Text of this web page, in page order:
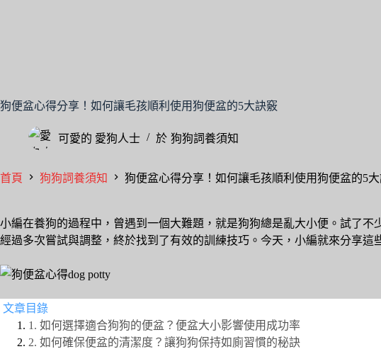
狗便盆心得分享！如何讓毛孩順利使用狗便盆的5大訣竅
可愛的 愛狗人士 於 狗狗詞養須知
首頁 狗狗詞養須知 狗便盆心得分享！如何讓毛孩順利使用狗便盆的5
小編在養狗的過程中，曾遇到一個大難題，就是狗狗總是亂大小便。試了
經過多次嘗試與調整，終於找到了有效的訓練技巧。今天，小編就來分享這
文章目錄
1. 如何選擇適合狗狗的便盆？便盆大小影響使用成功率
2. 如何確保便盆的清潔度？讓狗狗保持如廁習慣的秘訣